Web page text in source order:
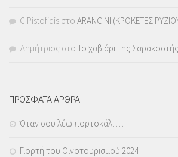
C Pistofidis στο ARANCINI (ΚΡΟΚΕΤΕΣ
Δημήτριος στο Το χαβιάρι της Σαρακοστής
ΠΡΟΣΦΑΤΑ ΑΡΘΡΑ
Όταν σου λέω πορτοκάλι …
Γιορτή του Οινοτουρισμού 2024